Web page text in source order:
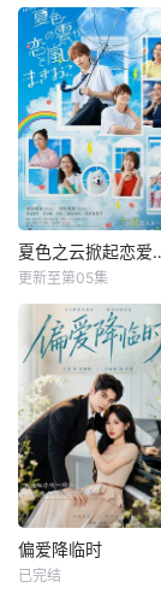
夏色之
更新至第05集
偏爱降临时
已完结